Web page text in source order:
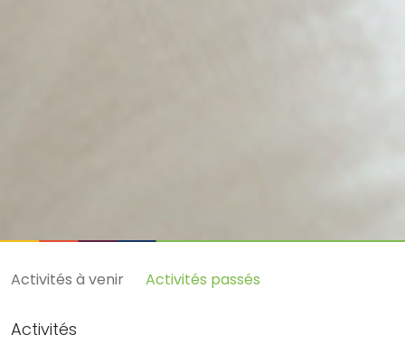
Activités à venir Activités passés
Activités